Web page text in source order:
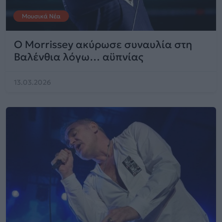
Μουσικά Νέα
Ο Morrissey ακύρωσε συναυλία στη
Βαλένθια λόγω… αϋπνίας
13.03.2026